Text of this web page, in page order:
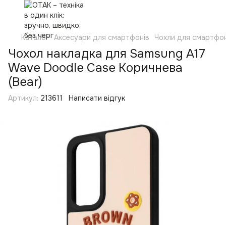
Каталог Аксесуари для смартфонів Чохли для
Чохол накладка для Samsung A17
Wave Doodle Case Коричнева
(Bear)
Артикул: 213611 Написати відгук